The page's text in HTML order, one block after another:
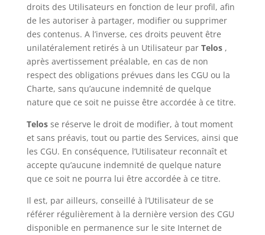
droits des Utilisateurs en fonction de leur profil, afin
de les autoriser à partager, modifier ou supprimer
des contenus. A l’inverse, ces droits peuvent être
unilatéralement retirés à un Utilisateur par Telos,
après avertissement préalable, en cas de non
respect des obligations prévues dans les CGU ou la
Charte, sans qu’aucune indemnité de quelque
nature que ce soit ne puisse être accordée à ce titre.
Telosse réserve le droit de modifier, à tout moment
et sans préavis, tout ou partie des Services, ainsi que
les CGU. En conséquence, l’Utilisateur reconnaît et
accepte qu’aucune indemnité de quelque nature
que ce soit ne pourra lui être accordée à ce titre.
Il est, par ailleurs, conseillé à l’Utilisateur de se
référer régulièrement à la dernière version des CGU
disponible en permanence sur le site Internet de